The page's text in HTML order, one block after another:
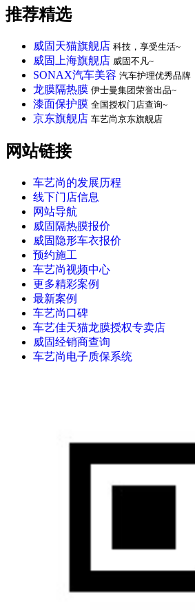
推荐精选
威固天猫旗舰店 科技，享受生活~
威固上海旗舰店 威固不凡~
SONAX汽车美容 汽车护理优秀品牌
龙膜隔热膜 伊士曼集团荣誉出品~
漆面保护膜 全国授权门店查询~
京东旗舰店 车艺尚京东旗舰店
网站链接
车艺尚的发展历程
线下门店信息
网站导航
威固隔热膜报价
威固隐形车衣报价
预约施工
车艺尚视频中心
更多精彩案例
最新案例
车艺尚口碑
车艺佳天猫龙膜授权专卖店
威固经销商查询
车艺尚电子质保系统